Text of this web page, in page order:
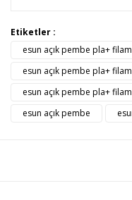
Bu
Bu ürünün fiyat bilgisi,
konularda yetersiz
kullanarak tarafımıza
Görüş ve önerileriniz
Etiketler :
esun açık pembe pla+
esun açık pembe pla+
esun açık pembe pla+
esun açık pembe